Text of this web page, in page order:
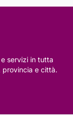
servizi in tutta
provincia e città.